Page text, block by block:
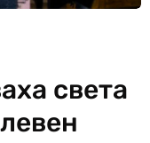
света